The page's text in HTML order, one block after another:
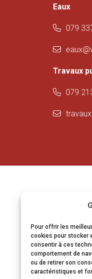
Pour offrir les
cookies pour stocker
consentir à ces
comportement de
ou de retirer son
caractéristiques et
Eaux
079
Travaux
079